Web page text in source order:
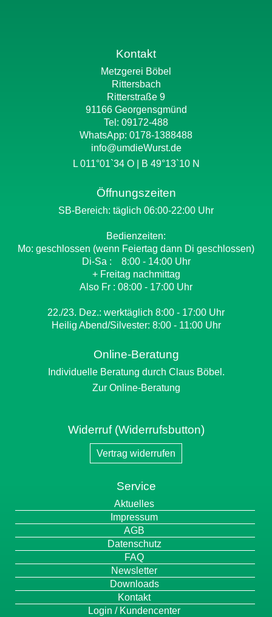
Kontakt
Metzgerei Böbel
Rittersbach
Ritterstraße 9
91166 Georgensgmünd
Tel: 09172-488
WhatsApp: 0178-1388488
info@umdieWurst.de
L 011°01`34 O | B 49°13`10 N
Öffnungszeiten
SB-Bereich: täglich 06:00-22:00 Uhr
Bedienzeiten:
Mo: geschlossen (wenn Feiertag dann Di geschlossen)
Di-Sa : 8:00 - 14:00 Uhr
+ Freitag nachmittag
Also Fr : 08:00 - 17:00 Uhr
22./23. Dez.: werktäglich 8:00 - 17:00 Uhr
Heilig Abend/Silvester: 8:00 - 11:00 Uhr
Online-Beratung
Individuelle Beratung durch Claus Böbel.
Zur Online-Beratung
Widerruf (Widerrufsbutton)
Vertrag widerrufen
Service
Navigation
überspringen
Aktuelles
Impressum
AGB
Datenschutz
FAQ
Newsletter
Downloads
Kontakt
Login / Kundencenter